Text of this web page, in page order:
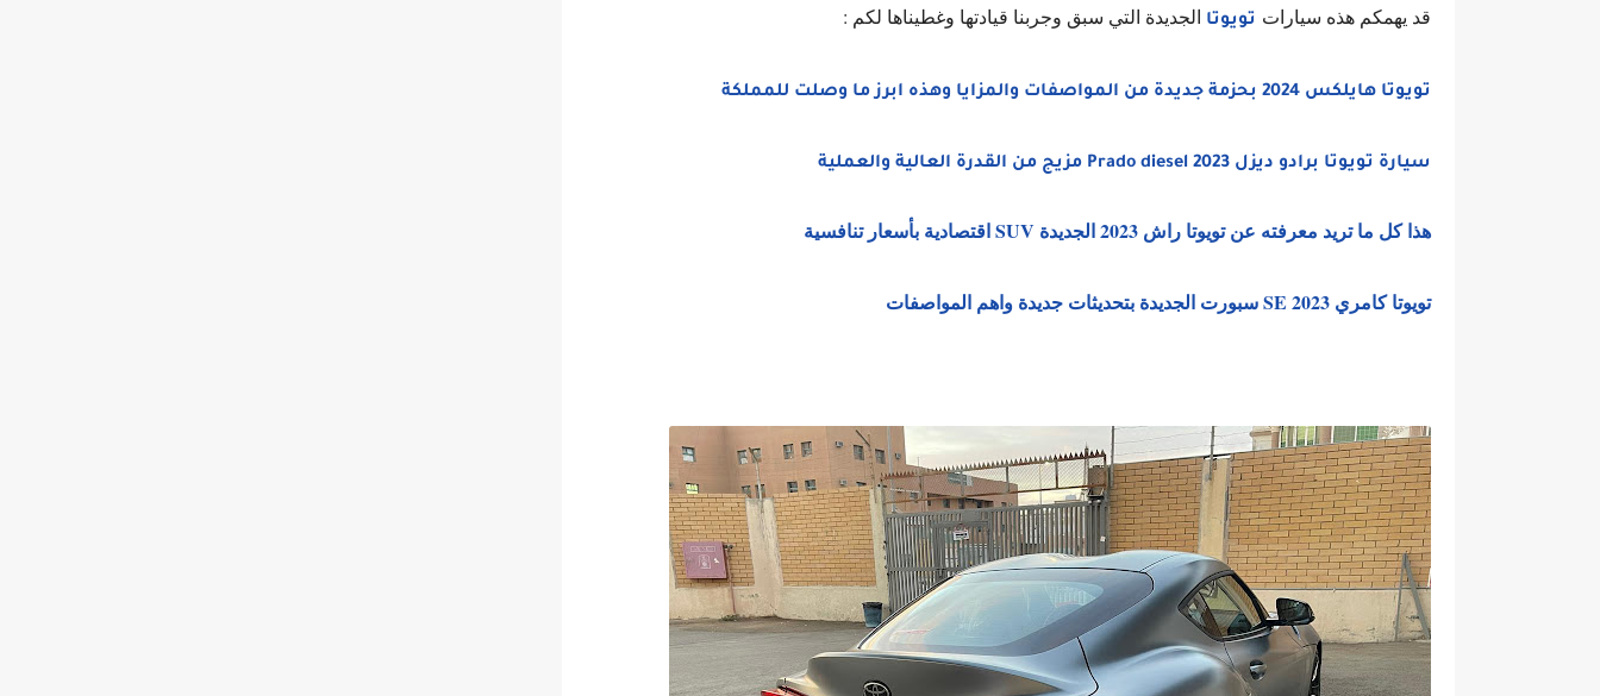
قد يهمكم هذه سيارات تويوتا الجديدة التي سبق وجربنا قيادتها وغطيناها لكم :
تويوتا هايلكس 2024 بحزمة جديدة من المواصفات والمزايا وهذه ابرز ما وصلت للمملكة
سيارة تويوتا برادو ديزل 2023 Prado diesel مزيج من القدرة العالية والعملية
هذا كل ما تريد معرفته عن تويوتا راش 2023 الجديدة SUV اقتصادية بأسعار تنافسية
تويوتا كامري 2023 SE سبورت الجديدة بتحديثات جديدة واهم المواصفات